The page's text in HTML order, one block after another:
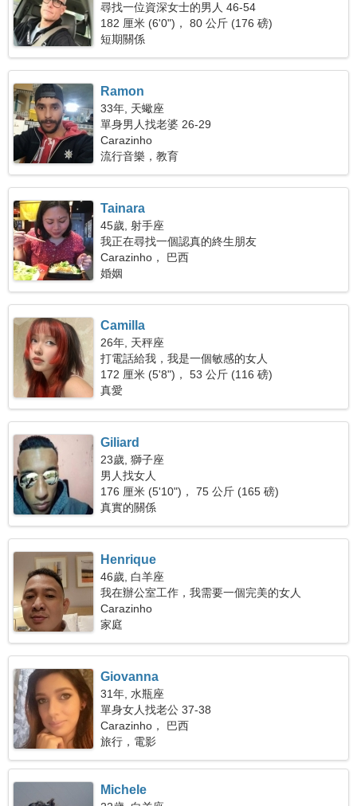
尋找一位資深女士的男人 46-54
182 厘米 (6'0")， 80 公斤 (176 磅)
短期關係
Ramon
33年, 天蠍座
單身男人找老婆 26-29
Carazinho
流行音樂，教育
Tainara
45歲, 射手座
我正在尋找一個認真的終生朋友
Carazinho， 巴西
婚姻
Camilla
26年, 天秤座
打電話給我，我是一個敏感的女人
172 厘米 (5'8")， 53 公斤 (116 磅)
真愛
Giliard
23歲, 獅子座
男人找女人
176 厘米 (5'10")， 75 公斤 (165 磅)
真實的關係
Henrique
46歲, 白羊座
我在辦公室工作，我需要一個完美的女人
Carazinho
家庭
Giovanna
31年, 水瓶座
單身女人找老公 37-38
Carazinho， 巴西
旅行，電影
Michele